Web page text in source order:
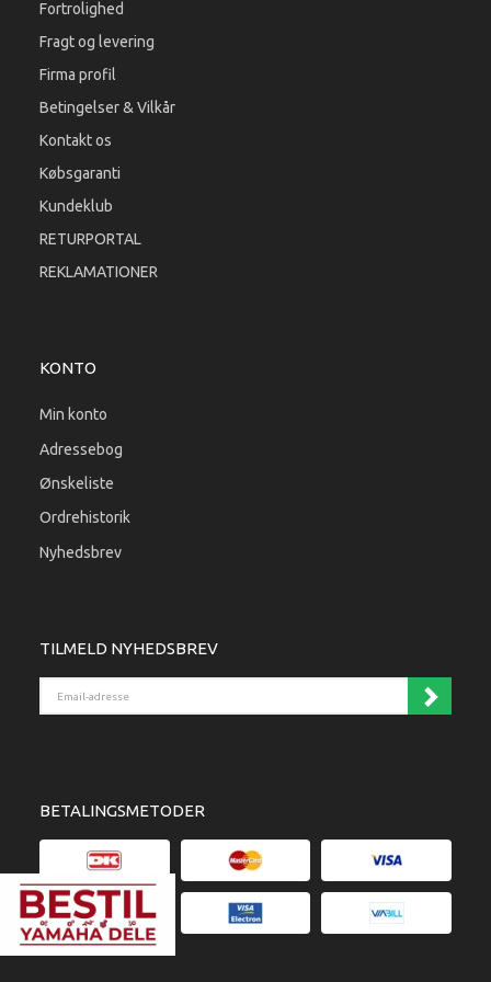
Fortrolighed
Fragt og levering
Firma profil
Betingelser & Vilkår
Kontakt os
Købsgaranti
Kundeklub
RETURPORTAL
REKLAMATIONER
KONTO
Min konto
Adressebog
Ønskeliste
Ordrehistorik
Nyhedsbrev
TILMELD NYHEDSBREV
BETALINGSMETODER